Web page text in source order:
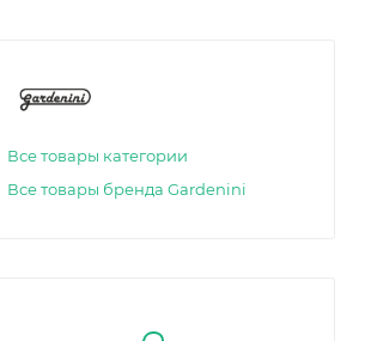
Все товары категории
Все товары бренда Gardenini